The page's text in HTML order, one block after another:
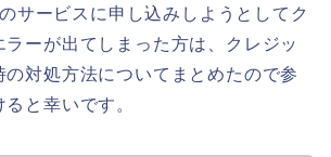
サービスに申し込みしようとしてク
ラーが出てしまった方は、クレジッ
の対処方法についてまとめたので参
と幸いです。